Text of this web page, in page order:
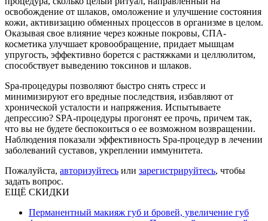
освобождение от шлаков, омоложение и улучшение состояния
кожи, активизацию обменных процессов в организме в целом.
Оказывая свое влияние через кожные покровы, СПА-
косметика улучшает кровообращение, придает мышцам
упругость, эффективно борется с растяжками и целлюлитом,
способствует выведению токсинов и шлаков.
Spa-процедуры позволяют быстро снять стресс и
минимизируют его вредные последствия, избавляют от
хронической усталости и напряжения. Испытываете
депрессию? SPA-процедуры прогонят ее прочь, причем так,
что вы не будете беспокоиться о ее возможном возвращении.
Наблюдения показали эффективность Spa-процедур в лечении
заболеваний суставов, укреплении иммунитета.
Пожалуйста, авторизуйтесь или зарегистрируйтесь, чтобы
задать вопрос.
ЕЩЁ СКИДКИ
Перманентный макияж губ и бровей, увеличение губ